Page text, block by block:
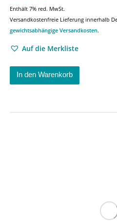
Enthält 7% red. MwSt.
Versandkostenfreie Lieferung innerhalb
gewichtsabhängige Versandkosten.
Auf die Merkliste
In den Warenkorb